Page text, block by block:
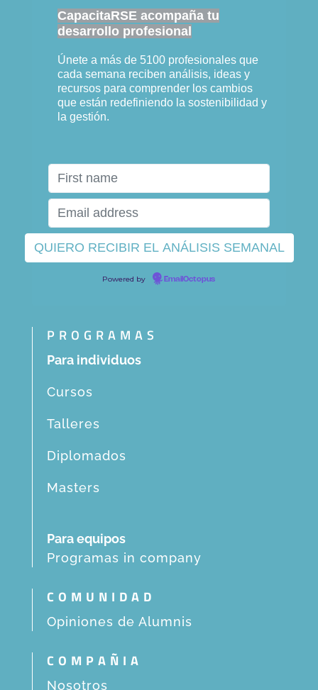
CapacitaRSE acompaña tu
desarrollo profesional
Únete a más de 5100 profesionales que
cada semana reciben análisis, ideas y
recursos para comprender los cambios
que están redefiniendo la sostenibilidad y
la gestión.
Powered by EmailOctopus
PROGRAMAS
Para individuos
Cursos
Talleres
Diplomados
Masters
Para equipos
Programas in company
COMUNIDAD
Opiniones de Alumnis
COMPAÑIA
Nosotros